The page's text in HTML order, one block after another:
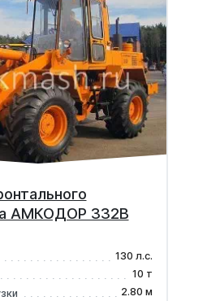
АМКОДОР 332В
130 л.с.
10 т
2.80 м